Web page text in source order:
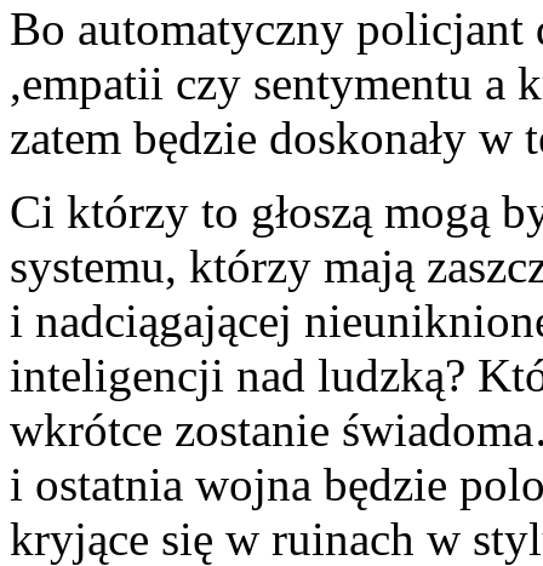
Bo automatyczny policjant
,empatii czy sentymentu a
zatem będzie doskonały
Ci którzy to głoszą mogą
systemu, którzy mają
i nadciągającej
inteligencji nad ludzką?
wkrótce zostanie
i ostatnia wojna będzie
kryjące się w ruinach w